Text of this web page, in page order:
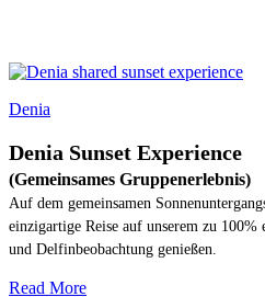
Denia
Denia Sunset Experience
(Gemeinsames Gruppenerlebnis)
Auf dem gemeinsamen
einzigartige Reise auf unserem zu
und Delfinbeobachtung genießen.
Read More